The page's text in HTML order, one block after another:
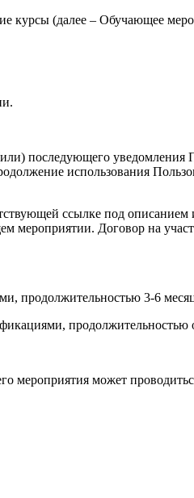
курсы (далее – Обучающее
последующего уведомления
использования
ссылке под
мероприятии. Договор на
продолжительностью 3-6
продолжительностью
может